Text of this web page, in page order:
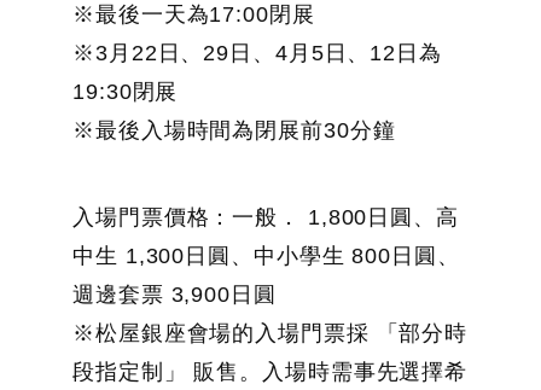
※最後一天為17:00閉展
※3月22日、29日、4月5日、12日為
19:30閉展
※最後入場時間為閉展前30分鐘
入場門票價格：一般． 1,800日圓、高
中生 1,300日圓、中小學生 800日圓、
週邊套票 3,900日圓
※松屋銀座會場的入場門票採 「部分時
段指定制」 販售。入場時需事先選擇希